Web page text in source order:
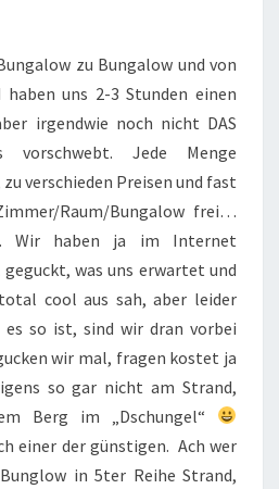
zu Bungalow und von
uns 2-3 Stunden einen
irgendwie noch nicht DAS
vorschwebt. Jede Menge
verschieden Preisen und fast
Raum/Bungalow frei…
Wir haben ja im Internet
was uns erwartet und
cool aus sah, aber leider
es so ist, sind wir dran vorbei
wir mal, fragen kostet ja
so gar nicht am Strand,
Berg im „Dschungel“
einer der günstigen. Ach wer
in 5ter Reihe Strand,